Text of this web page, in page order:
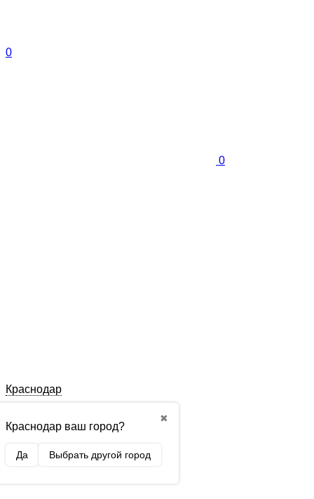
0
0
Краснодар
✖
Краснодар ваш город?
Да Выбрать другой город